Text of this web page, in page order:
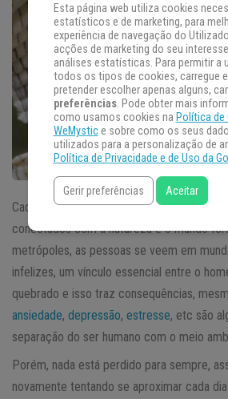
Cada vez mais conectados com a
conectados com a natureza e o mundo
metrópoles, as pessoas se veem em
infelizes, um vínculo essencial entre o
quebrado e isso traz consequências,
ansiedade, depressão, estresse, etc são
separação do ser humano com o meio
Porém, nada está perdido para sempre,
novamente tentando se aproximar cada
Esta página web utiliza cookies
estatísticos e de marketing, para
experiência de navegação do
acções de marketing do seu
análises estatísticas. Para permitir a
todos os tipos de cookies, carregue
pretender escolher apenas alguns,
preferências. Pode obter mais
como usamos cookies na Política de
WeMystice sobre como os seus
utilizados para a personalização de
Política de Privacidade e de Uso da
Gerir preferências Aceitar